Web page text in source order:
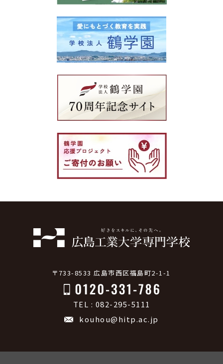
〒733-8533 広島市西区福島町2-1-1
TEL : 082-295-5111
kouhou@hitp.ac.jp